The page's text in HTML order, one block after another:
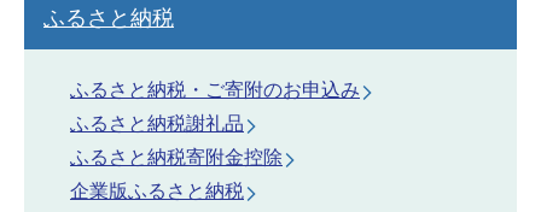
ふるさと納税
ふるさと納税・ご寄附のお申込み
ふるさと納税謝礼品
ふるさと納税寄附金控除
企業版ふるさと納税